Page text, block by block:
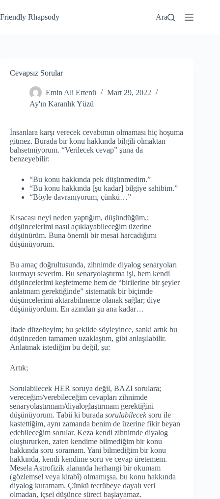
Friendly Rhapsody Ara
Cevapsız Sorular
Emin Ali Ertenü
Mart 29, 2022
Ay'ın Karanlık Yüzü
İnsanlara karşı verecek cevabımın olmaması hiç hoşuma
gitmez. Burada bir konu hakkında bilgili olmaktan
bahsetmiyorum. “Verilecek cevap” şuna da
benzeyebilir:
“Bu konu hakkında pek düşünmedim.”
“Bu konu hakkında [şu kadar] bilgiye sahibim.”
“Böyle davranıyorum, çünkü…”
Kısacası neyi neden yaptığım, düşündüğüm,;
düşüncelerimi nasıl açıklayabileceğim üzerine
düşünürüm. Buna önemli bir mesai harcadığımı
düşünüyorum.
Bu amaç doğrultusunda, zihnimde diyalog senaryoları
kurmayı severim. Bu senaryolaştırma işi, hem kendi
düşüncelerimi keşfetmeme hem de “birilerine bir şeyler
anlatmam gerektiğinde” sistematik bir biçimde
düşüncelerimi aktarabilmeme olanak sağlar; diye
düşünüyordum. En azından şu ana kadar…
İfade düzelteyim; bu şekilde söyleyince, sanki artık bu
düşünceden tamamen uzaklaştım, gibi anlaşılabilir.
Anlatmak istediğim bu değil, şu:
Artık;
Sorulabilecek HER soruya değil, BAZI sorulara;
vereceğim/verebileceğim cevapları zihnimde
senaryolaştırmam/diyaloglaştırmam gerektiğini
düşünüyorum. Tabii ki burada sorulabilecek soru ile
kastettiğim, aynı zamanda benim de üzerine fikir beyan
edebileceğim sorular. Keza kendi zihnimde diyalog
oluştururken, zaten kendime bilmediğim bir konu
hakkında soru soramam. Yani bilmediğim bir konu
hakkında, kendi kendime soru ve cevap üretemem.
Mesela Astrofizik alanında herhangi bir okumam
(gözlemsel veya kitabî) olmamışsa, bu konu hakkında
diyalog kuramam. Çünkü tecrübeye dayalı veri
olmadan, içsel düşünce süreci başlayamaz.